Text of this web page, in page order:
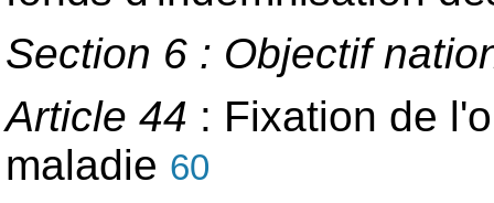
Section 6 : Objectif
Article 44 : Fixation de
maladie 60